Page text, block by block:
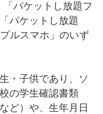
「パケットし放題フ
パケットし放題
ルスマホ」のいず
・子供であり、ソ
の学生確認書類
ど）や、生年月日